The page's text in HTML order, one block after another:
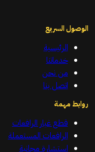
الوصول السريع
الرئيسية
خدماتنا
من نحن
اتصل بنا
روابط مهمة
قطع غيار الرافعات
الرافعات المستعملة
استشارة مجانية